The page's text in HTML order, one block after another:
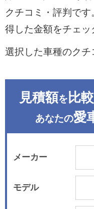
クチコミ・評判で
得した金額をチェッ
選択した車種のク
見積額を 比較
あなたの愛
メーカー
モデル